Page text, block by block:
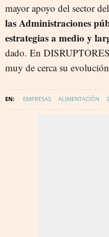
mayor apoyo del sector
las Administraciones
estrategias a medio y
dado. En
muy de cerca su
EMPRESAS ALIMENTACIÓN